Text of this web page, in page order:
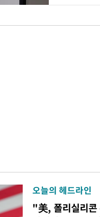
오늘의 헤드라인
"美, 폴리실리콘